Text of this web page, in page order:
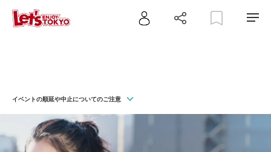
イベントの順延や中止についてのご注意